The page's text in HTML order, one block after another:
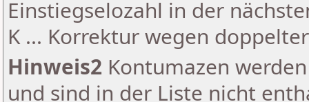
Einstiegselozahl in der
K ... Korrektur wegen
Hinweis2 Kontumazen
und sind in der Liste nicht